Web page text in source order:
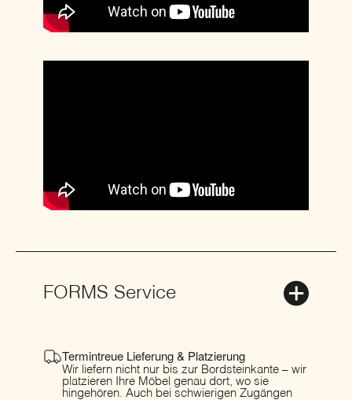
FORMS Service
Termintreue Lieferung & Platzierung
Wir liefern nicht nur bis zur Bordsteinkante – wir
platzieren Ihre Möbel genau dort, wo sie
hingehören. Auch bei schwierigen Zugängen